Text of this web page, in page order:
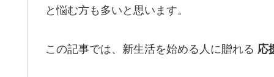
と悩む方も多いと思います。
この記事では、新生活を始める人に贈れる 応